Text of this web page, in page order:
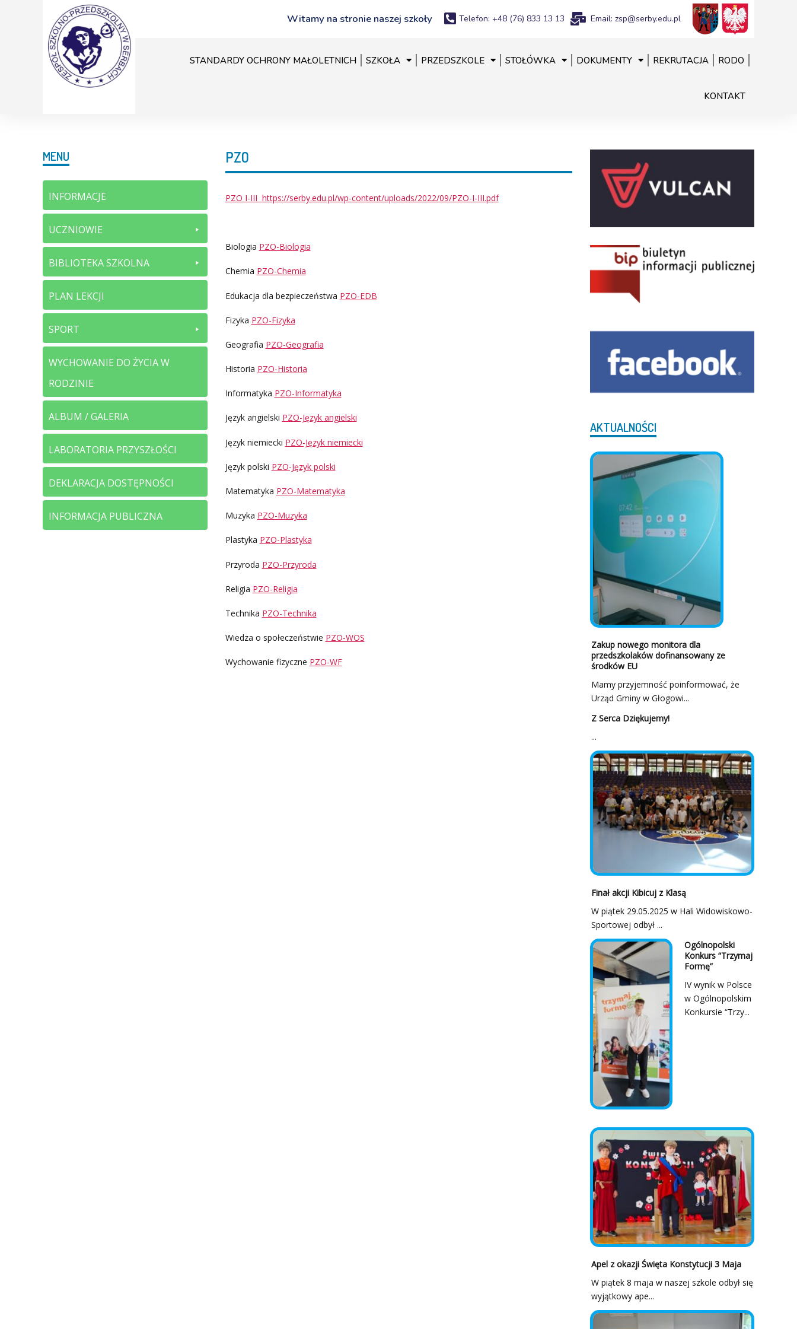
Witamy na stronie naszej szkoły Telefon: +48 (76) 833 13 13 Email: zsp@serby.edu.pl
STANDARDY OCHRONY MAŁOLETNICH SZKOŁA PRZEDSZKOLE STOŁÓWKA DOKUMENTY REKRUTACJA RODO
KONTAKT
PZO
PZO I-III https://serby.edu.pl/wp-content/uploads/2022/09/PZO-I-III.pdf
Biologia PZO-Biologia
Chemia PZO-Chemia
Edukacja dla bezpieczeństwa PZO-EDB
Fizyka PZO-Fizyka
Geografia PZO-Geografia
Historia PZO-Historia
Informatyka PZO-Informatyka
Język angielski PZO-Język angielski
Język niemiecki PZO-Język niemiecki
Język polski PZO-Język polski
Matematyka PZO-Matematyka
Muzyka PZO-Muzyka
Plastyka PZO-Plastyka
Przyroda PZO-Przyroda
Religia PZO-Religia
Technika PZO-Technika
Wiedza o społeczeństwie PZO-WOS
Wychowanie fizyczne PZO-WF
MENU
INFORMACJE
UCZNIOWIE
BIBLIOTEKA SZKOLNA
PLAN LEKCJI
SPORT
WYCHOWANIE DO ŻYCIA W
RODZINIE
ALBUM / GALERIA
LABORATORIA PRZYSZŁOŚCI
DEKLARACJA DOSTĘPNOŚCI
INFORMACJA PUBLICZNA
AKTUALNOŚCI
Zakup nowego monitora dla
przedszkolaków dofinansowany ze
środków EU
Mamy przyjemność poinformować, że
Urząd Gminy w Głogowi...
Z Serca Dziękujemy!
...
Finał akcji Kibicuj z Klasą
W piątek 29.05.2025 w Hali Widowiskowo-
Sportowej odbył ...
Ogólnopolski
Konkurs “Trzymaj
Formę”
IV wynik w Polsce
w Ogólnopolskim
Konkursie “Trzy...
Apel z okazji Święta Konstytucji 3 Maja
W piątek 8 maja w naszej szkole odbył się
wyjątkowy ape...